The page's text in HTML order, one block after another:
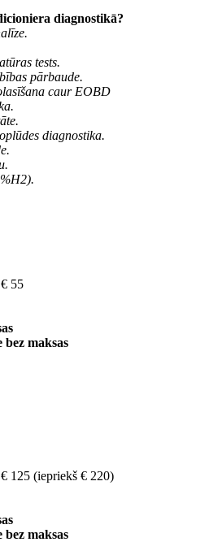
diagnostikā?
tests.
pārbaude.
caur EOBD
diagnostika.
55
maksas
125 (iepriekš € 220)
maksas